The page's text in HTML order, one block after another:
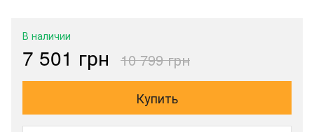
В наличии
7 501 грн 10 799 грн
Купить